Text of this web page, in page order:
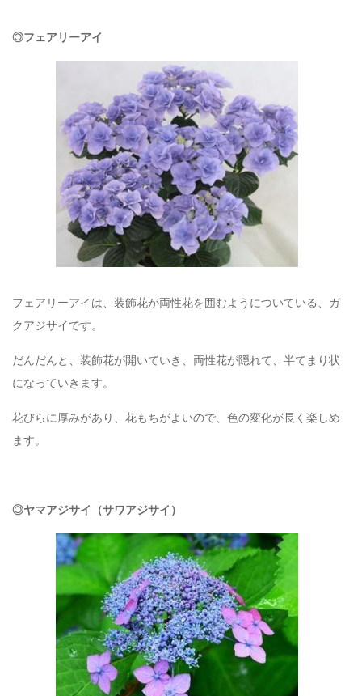
◎フェアリーアイ
フェアリーアイは、装飾花が両性花を囲むようについている、ガ
クアジサイです。
だんだんと、装飾花が開いていき、両性花が隠れて、半てまり状
になっていきます。
花びらに厚みがあり、花もちがよいので、色の変化が長く楽しめ
ます。
◎ヤマアジサイ（サワアジサイ）